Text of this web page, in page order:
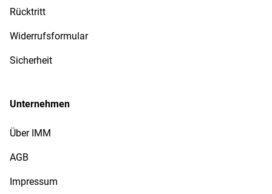
Rücktritt
Widerrufsformular
Sicherheit
Unternehmen
Über IMM
AGB
Impressum